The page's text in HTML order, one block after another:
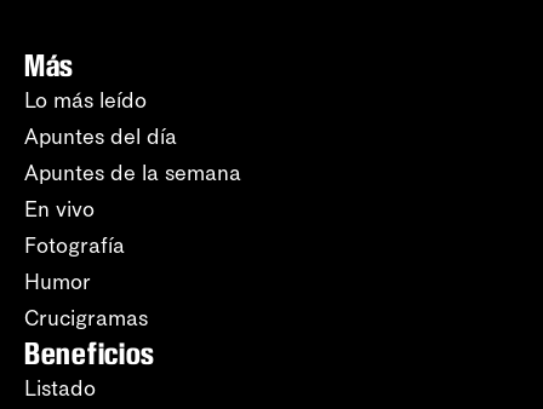
Más
Lo más leído
Apuntes del día
Apuntes de la semana
En vivo
Fotografía
Humor
Crucigramas
Beneficios
Listado